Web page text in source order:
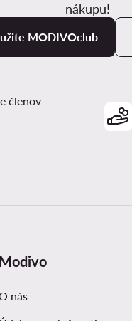
nákupu!
MODIVOclub
členov
Modivo
nás